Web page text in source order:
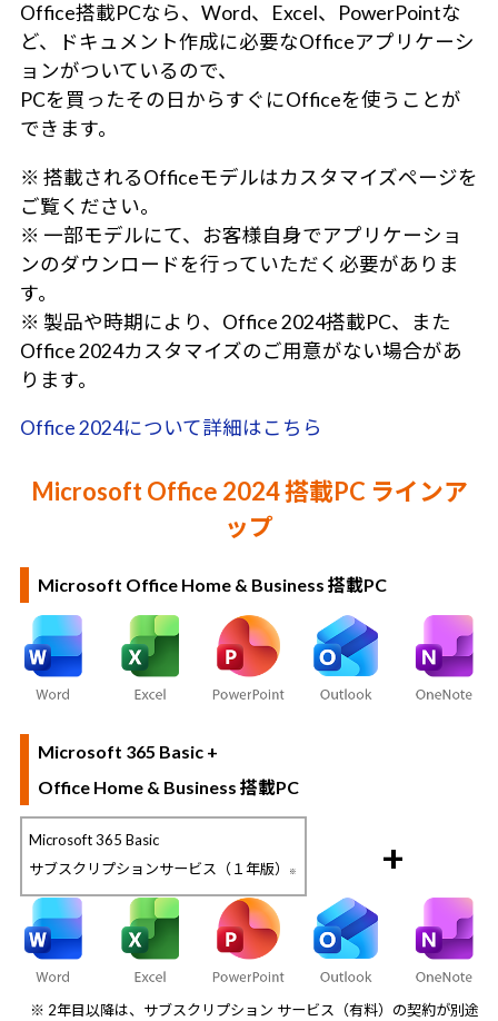
Office搭載PCなら、Word、Excel、PowerPointな
ど、ドキュメント作成に必要なOfficeアプリケーシ
ョンがついているので、
PCを買ったその日からすぐにOfficeを使うことが
できます。
※ 搭載されるOfficeモデルはカスタマイズページを
ご覧ください。
※ 一部モデルにて、お客様自身でアプリケーショ
ンのダウンロードを行っていただく必要がありま
す。
※ 製品や時期により、Office 2024搭載PC、また
Office 2024カスタマイズのご用意がない場合があ
ります。
Office 2024について詳細はこちら
Microsoft Office 2024 搭載PC ラインア
ップ
Microsoft Office Home & Business 搭載PC
Microsoft 365 Basic +
Office Home & Business 搭載PC
Microsoft 365 Basic
サブスクリプションサービス（１年版）
※ +
※ 2年目以降は、サブスクリプション サービス（有料）の契約が別途